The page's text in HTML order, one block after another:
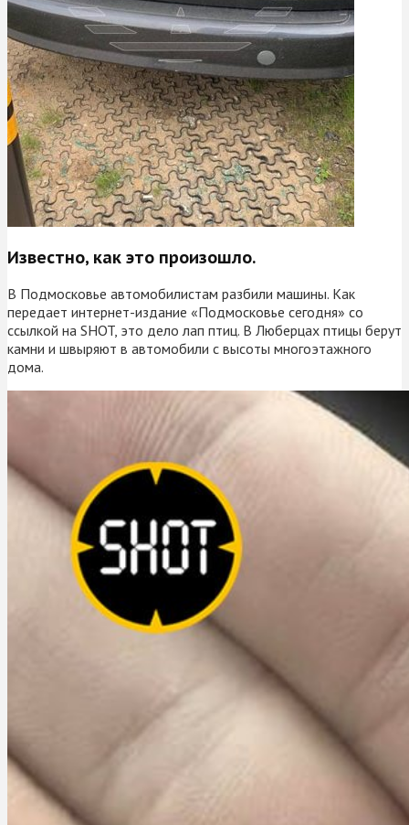
Известно, как это произошло.
В Подмосковье автомобилистам разбили машины. Как
передает интернет-издание «Подмосковье сегодня» со
ссылкой на SHOT, это дело лап птиц. В Люберцах птицы берут
камни и швыряют в автомобили с высоты многоэтажного
дома.